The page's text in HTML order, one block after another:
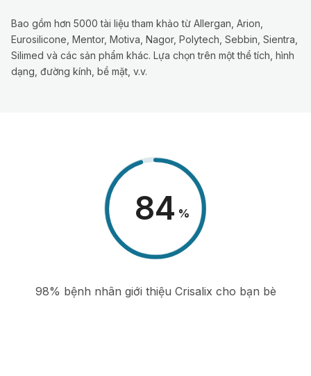
Bao gồm hơn 5000 tài liệu tham khảo từ Allergan, Arion,
Eurosilicone, Mentor, Motiva, Nagor, Polytech, Sebbin, Sientra,
Silimed và các sản phẩm khác. Lựa chọn trên một thể tích, hình
dạng, đường kính, bề mặt, v.v.
98 %
98% bệnh nhân giới thiệu Crisalix cho bạn bè